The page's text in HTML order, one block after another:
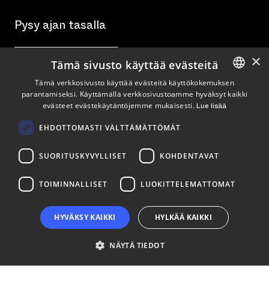
Pysy ajan tasalla
Tilaa uutiskirje
Seuraa meitä
LinkedIn Facebook Instagram
ENGLISH
×
Tämä sivusto käyttää evästeitä
Tämä verkkosivusto käyttää evästeitä käyttökokemuksen
parantamiseksi. Käyttämällä verkkosivustoamme hyväksyt kaikki
evästeet evästekäytäntöjemme mukaisesti.Lue lisää
EHDOTTOMASTI VÄLTTÄMÄTTÖMÄT
SUORITUSKYVYLLISET KOHDENTAVAT
TOIMINNALLISET LUOKITTELEMATTOMAT
HYVÄKSY KAIKKI HYLKÄÄ KAIKKI
NÄYTÄ TIEDOT